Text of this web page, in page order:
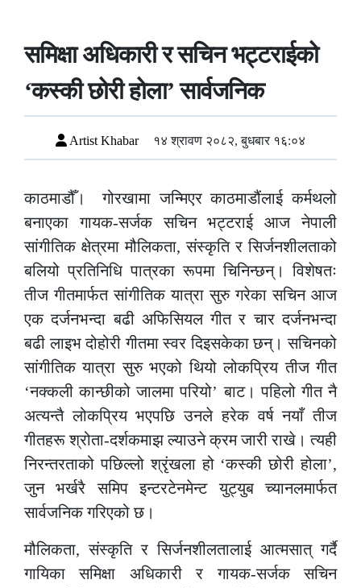
समिक्षा अधिकारी र सचिन भट्टराईको
‘कस्की छोरी होला’ सार्वजनिक
Artist Khabar १४ श्रावण २०८२, बुधबार १६:०४
काठमाडौँ। गोरखामा जन्मिएर काठमाडौंलाई कर्मथलो
बनाएका गायक-सर्जक सचिन भट्टराई आज नेपाली
सांगीतिक क्षेत्रमा मौलिकता, संस्कृति र सिर्जनशीलताको
बलियो प्रतिनिधि पात्रका रूपमा चिनिन्छन्। विशेषतः
तीज गीतमार्फत सांगीतिक यात्रा सुरु गरेका सचिन आज
एक दर्जनभन्दा बढी अफिसियल गीत र चार दर्जनभन्दा
बढी लाइभ दोहोरी गीतमा स्वर दिइसकेका छन्। सचिनको
सांगीतिक यात्रा सुरु भएको थियो लोकप्रिय तीज गीत
‘नक्कली कान्छीको जालमा परियो’ बाट। पहिलो गीत नै
अत्यन्तै लोकप्रिय भएपछि उनले हरेक वर्ष नयाँ तीज
गीतहरू श्रोता-दर्शकमाझ ल्याउने क्रम जारी राखे। त्यही
निरन्तरताको पछिल्लो श्रृंखला हो ‘कस्की छोरी होला’,
जुन भर्खरै समिप इन्टरटेनमेन्ट युट्युब च्यानलमार्फत
सार्वजनिक गरिएको छ।
मौलिकता, संस्कृति र सिर्जनशीलतालाई आत्मसात् गर्दै
गायिका समिक्षा अधिकारी र गायक-सर्जक सचिन